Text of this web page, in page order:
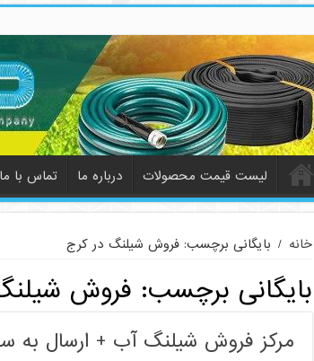
لیست قیمت محصولات درباره ما تماس با ما
خانه / بایگانی برچسب: فروش شیلنگ در کرج
بایگانی برچسب: فروش
مرکز فروش شیلنگ آب + ارسال به